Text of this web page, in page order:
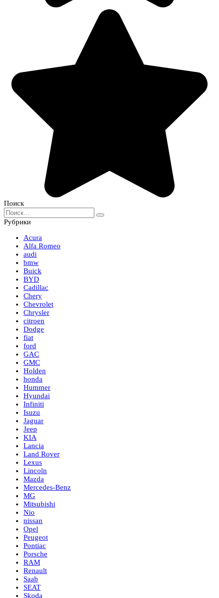
Поиск
Search
for:
Рубрики
Acura
Alfa Romeo
audi
bmw
Buick
BYD
Cadillac
Chery
Chevrolet
Chrysler
citroen
Dodge
fiat
ford
GAC
GMC
Holden
honda
Hummer
Hyundai
Infiniti
Isuzu
Jaguar
Jeep
KIA
Lancia
Land Rover
Lexus
Lincoln
Mazda
Mercedes-Benz
MG
Mitsubishi
Nio
nissan
Opel
Peugeot
Pontiac
Porsche
RAM
Renault
Saab
SEAT
Skoda